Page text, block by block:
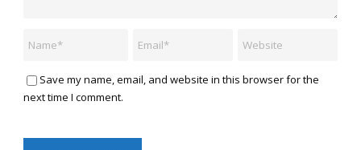
Save my name, email, and website in this browser for the
next time I comment.